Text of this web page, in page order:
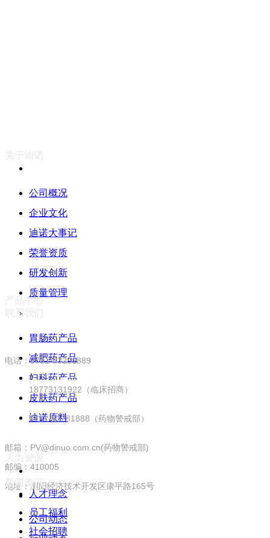
公司概况
企业文化
迪诺大事记
荣誉资质
研发创新
质量管理
产品中心
胃肠药产品
减肥药产品
妇科药产品
皮肤药产品
迪诺原料
人才理念
员工福利
社会招聘
联系我们
电话：0731-83281889
18773131922（临床招商）
0731-83281888（药物警戒部）
邮箱：PV@dinuo.com.cn(药物警戒部)
邮编：410005
地址：浏阳经济技术开发区康平路165号
新闻资讯
公司动态